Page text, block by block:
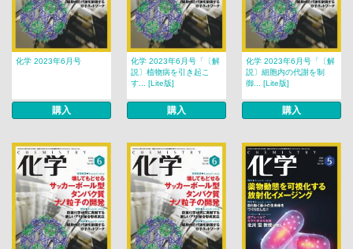
化学 2023年6月号
購入
化学 2023年6月号「〔解
説〕植物病を引き起こ
す... [Lite版]
購入
化学 2023年6月号「〔解
説〕細胞内の代謝を制
御... [Lite版]
購入